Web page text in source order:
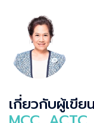
เกี่ยวกับผู้เขียน